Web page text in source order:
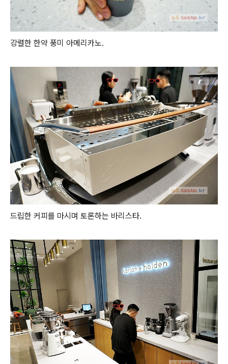
강렬한 한약 풍미 아메리카노.
드립한 커피를 마시며 토론하는 바리스타.